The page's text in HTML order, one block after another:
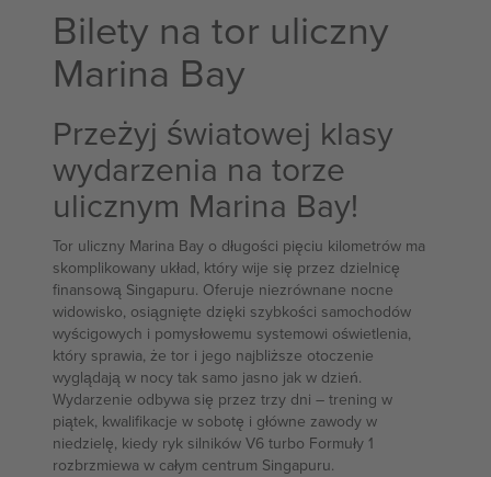
Bilety na tor uliczny
Marina Bay
Przeżyj światowej klasy
wydarzenia na torze
ulicznym Marina Bay!
Tor uliczny Marina Bay o długości pięciu kilometrów ma
skomplikowany układ, który wije się przez dzielnicę
finansową Singapuru. Oferuje niezrównane nocne
widowisko, osiągnięte dzięki szybkości samochodów
wyścigowych i pomysłowemu systemowi oświetlenia,
który sprawia, że tor i jego najbliższe otoczenie
wyglądają w nocy tak samo jasno jak w dzień.
Wydarzenie odbywa się przez trzy dni – trening w
piątek, kwalifikacje w sobotę i główne zawody w
niedzielę, kiedy ryk silników V6 turbo Formuły 1
rozbrzmiewa w całym centrum Singapuru.